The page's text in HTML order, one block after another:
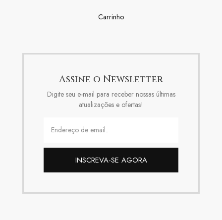
Carrinho
Assine o Newsletter
Digite seu e-mail para receber nossas últimas
atualizações e ofertas!
INSCREVA-SE AGORA